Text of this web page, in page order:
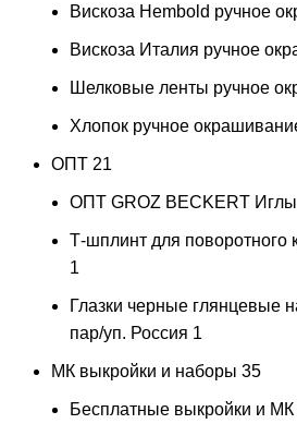
Вискоза Hembold ручное
Вискоза Италия ручное
Шелковые ленты ручное
Хлопок ручное
ОПТ 21
ОПТ GROZ BECKERT Иглы
Т-шплинт для поворотного
1
Глазки черные глянцевые
пар/уп. Россия 1
МК выкройки и наборы 35
Бесплатные выкройки и МК